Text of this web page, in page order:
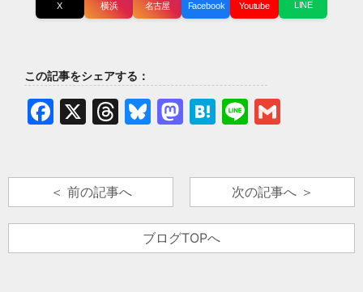
X 横浜 名古屋 Facebook Youtube LINE
この記事をシェアする：
Facebook
X Threads
Bluesky
Mastodon
Hatena
Line
＜ 前の記事へ
ブログTOPへ
次の記事へ ＞